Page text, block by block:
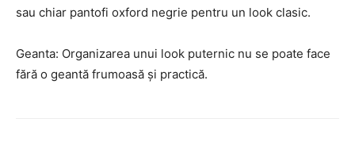
sau chiar pantofi oxford negrie pentru un look clasic.
Geanta: Organizarea unui look puternic nu se poate face
fără o geantă frumoasă și practică.